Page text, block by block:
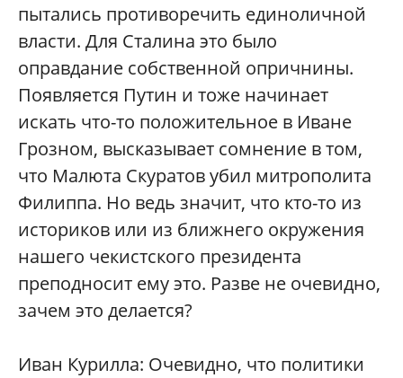
пытались противоречить единоличной
власти. Для Сталина это было
оправдание собственной опричнины.
Появляется Путин и тоже начинает
искать что-то положительное в Иване
Грозном, высказывает сомнение в том,
что Малюта Скуратов убил митрополита
Филиппа. Но ведь значит, что кто-то из
историков или из ближнего окружения
нашего чекистского президента
преподносит ему это. Разве не очевидно,
зачем это делается?
Иван Курилла: Очевидно, что политики